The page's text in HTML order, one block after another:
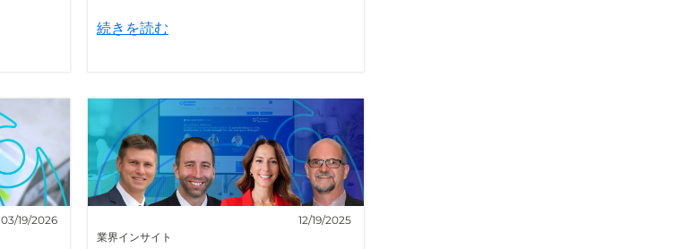
続きを読む
03/19/2026
業界インサイト
12/19/2025